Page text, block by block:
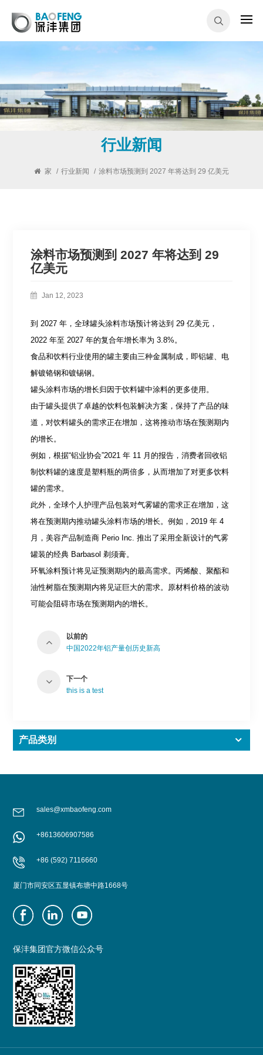
行业新闻
家 / 行业新闻 / 涂料市场预测到 2027 年将达到 29 亿美元
涂料市场预测到 2027 年将达到 29
亿美元
Jan 12, 2023
到 2027 年，全球罐头涂料市场预计将达到 29 亿美元，
2022 年至 2027 年的复合年增长率为 3.8%。
食品和饮料行业使用的罐主要由三种金属制成，即铝罐、电
解镀铬钢和镀锡钢。
罐头涂料市场的增长归因于饮料罐中涂料的更多使用。
由于罐头提供了卓越的饮料包装解决方案，保持了产品的味
道，对饮料罐头的需求正在增加，这将推动市场在预测期内
的增长。
例如，根据“铝业协会”2021 年 11 月的报告，消费者回收铝
制饮料罐的速度是塑料瓶的两倍多，从而增加了对更多饮料
罐的需求。
此外，全球个人护理产品包装对气雾罐的需求正在增加，这
将在预测期内推动罐头涂料市场的增长。例如，2019 年 4
月，美容产品制造商 Perio Inc. 推出了采用全新设计的气雾
罐装的经典 Barbasol 剃须膏。
环氧涂料预计将见证预测期内的最高需求。丙烯酸、聚酯和
油性树脂在预测期内将见证巨大的需求。原材料价格的波动
可能会阻碍市场在预测期内的增长。
以前的
中国2022年铝产量创历史新高
下一个
this is a test
产品类别
sales@xmbaofeng.com
+8613606907586
+86 (592) 7116660
厦门市同安区五显镇布塘中路1668号
保沣集团官方微信公众号